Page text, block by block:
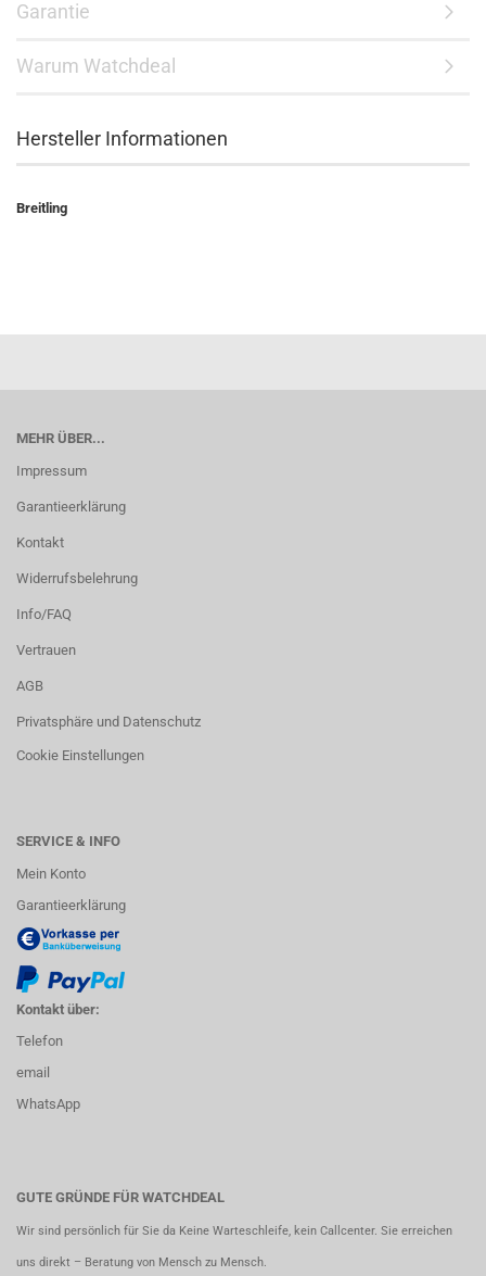
Garantie
Warum Watchdeal
Hersteller Informationen
Breitling
MEHR ÜBER...
Impressum
Garantieerklärung
Kontakt
Widerrufsbelehrung
Info/FAQ
Vertrauen
AGB
Privatsphäre und Datenschutz
Cookie Einstellungen
SERVICE & INFO
Mein Konto
Garantieerklärung
Kontakt über:
Telefon
email
WhatsApp
GUTE GRÜNDE FÜR WATCHDEAL
Wir sind persönlich für Sie da Keine Warteschleife, kein Callcenter. Sie erreichen
uns direkt – Beratung von Mensch zu Mensch.